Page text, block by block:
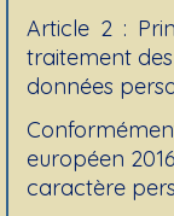
Article 2 :
traitement des
données
européen
caractère